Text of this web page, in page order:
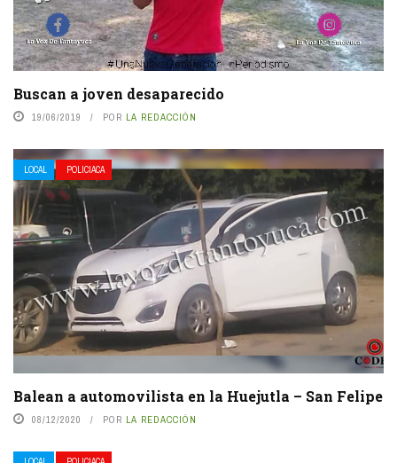
Buscan a joven desaparecido
19/06/2019 POR LA REDACCIÓN
LOCAL POLICIACA
Balean a automovilista en la Huejutla – San Felipe
08/12/2020 POR LA REDACCIÓN